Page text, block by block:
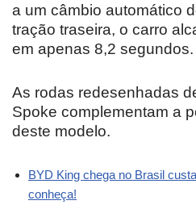
a um câmbio automático
tração traseira, o carro
em apenas 8,2 segundos.
As rodas redesenhadas
Spoke complementam a
deste modelo.
BYD King chega no Brasil
conheça!